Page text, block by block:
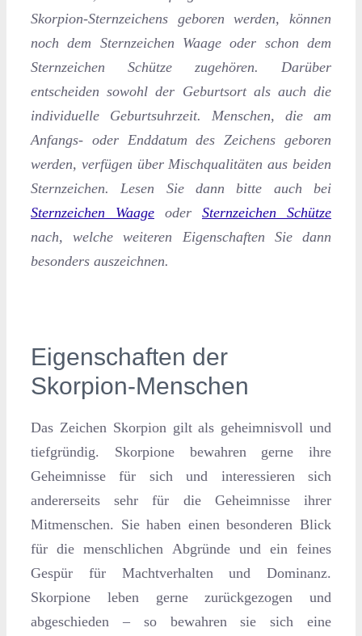
Skorpion-Sternzeichens geboren werden, können
noch dem Sternzeichen Waage oder schon dem
Sternzeichen Schütze zugehören. Darüber
entscheiden sowohl der Geburtsort als auch die
individuelle Geburtsuhrzeit. Menschen, die am
Anfangs- oder Enddatum des Zeichens geboren
werden, verfügen über Mischqualitäten aus beiden
Sternzeichen. Lesen Sie dann bitte auch bei
Sternzeichen Waage oderSternzeichen Schütze
nach, welche weiteren Eigenschaften Sie dann
besonders auszeichnen.
Eigenschaften der
Skorpion-Menschen
Das Zeichen Skorpion gilt als geheimnisvoll und
tiefgründig. Skorpione bewahren gerne ihre
Geheimnisse für sich und interessieren sich
andererseits sehr für die Geheimnisse ihrer
Mitmenschen. Sie haben einen besonderen Blick
für die menschlichen Abgründe und ein feines
Gespür für Machtverhalten und Dominanz.
Skorpione leben gerne zurückgezogen und
abgeschieden – so bewahren sie sich eine